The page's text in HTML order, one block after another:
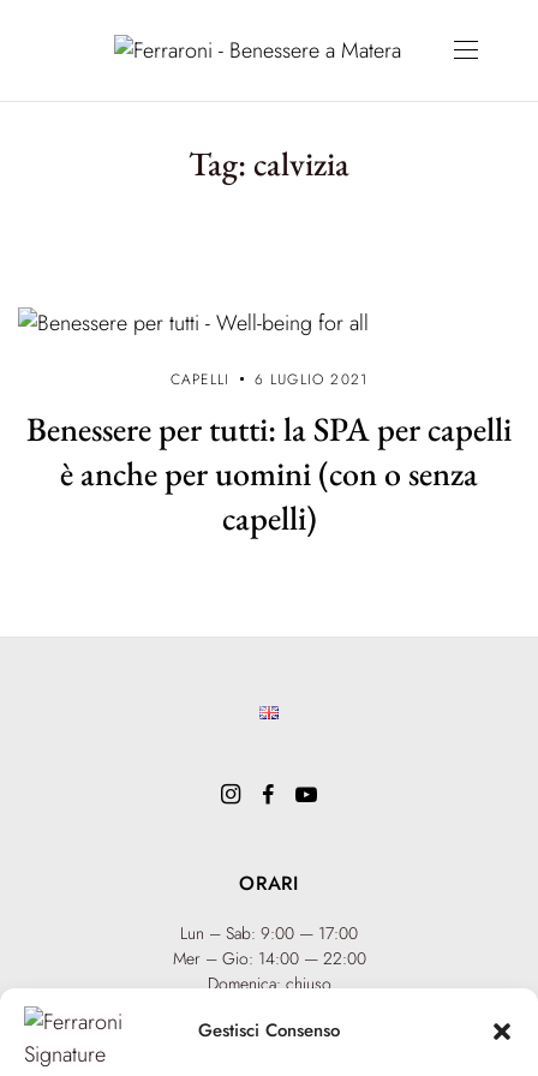
Gestisci Consenso
Tag:calvizia
CAPELLI 6 LUGLIO 2021
Benessere per tutti: la SPA per capelli
è anche per uomini (con o senza
capelli)
ORARI
Lun – Sab: 9:00 — 17:00
Mer – Gio: 14:00 — 22:00
Domenica: chiuso